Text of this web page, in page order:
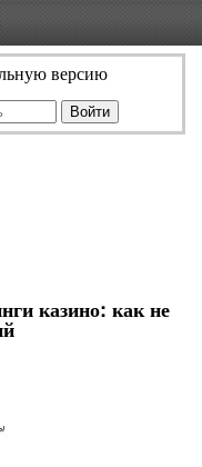
версию
казино: как не